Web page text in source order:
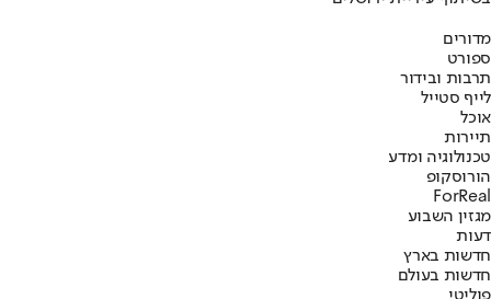
מדורים
ספורט
תרבות ובידור
לייף סטייל
אוכל
תיירות
טכנולוגיה ומדע
הורוסקופ
ForReal
מגזין השבוע
דעות
חדשות בארץ
חדשות בעולם